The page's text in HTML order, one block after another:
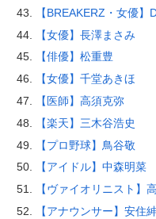
【BREAKERZ・女優
【女優】長澤まさみ
【俳優】松重豊
【女優】千堂あきほ
【医師】高須克弥
【楽天】三木谷浩史
【プロ野球】鳥谷敬
【アイドル】中森明菜
【ヴァイオリニスト】
【アナウンサー】安住